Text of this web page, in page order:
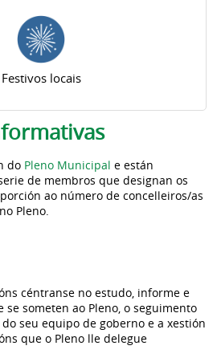
Festivos locais
do Pleno Municipal e están
de membros que designan os
ao número de concelleiros/as
Pleno.
céntranse no estudo, informe e
someten ao Pleno, o seguimento
seu equipo de goberno e a xestión
que o Pleno lle delegue